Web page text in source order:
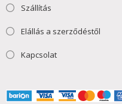
Szállítás
Elállás a szerződéstől
Kapcsolat